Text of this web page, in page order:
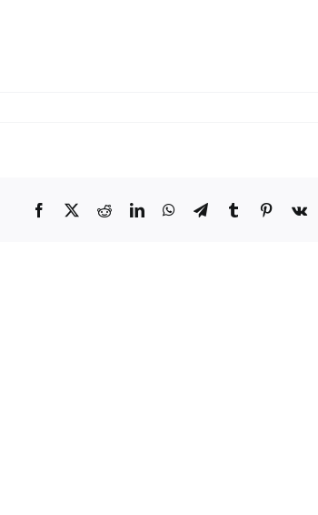
Facebook
X RedditLinkedInWhatsApp
TelegramTumblrPinterest
Vk